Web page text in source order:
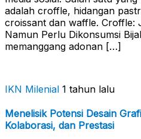
adalah croffle, hidangan
croissant dan waffle. Croffle:
Namun Perlu Dikonsumsi
memanggang adonan […]
IKN Milenial 1 tahun lalu
Menelisik Potensi Desain
Kolaborasi, dan Prestasi